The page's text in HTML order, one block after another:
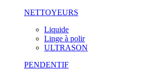
NETTOYEURS
Liquide
Linge à polir
ULTRASON
PENDENTIF